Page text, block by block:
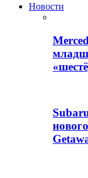
Новости